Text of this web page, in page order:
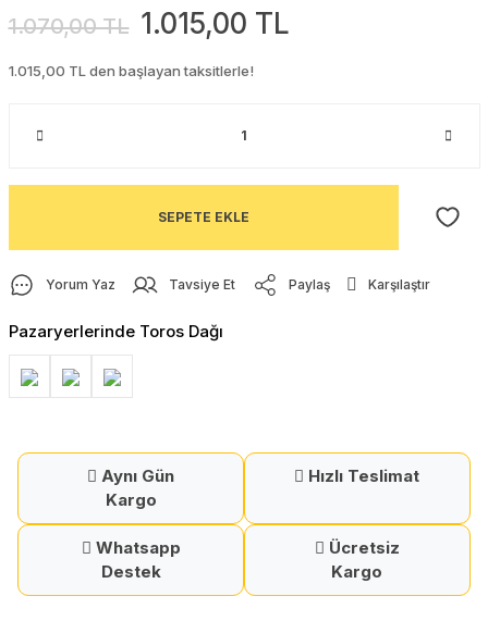
1.070,00 TL 1.015,00 TL
1.015,00 TL den başlayan taksitlerle!
SEPETE EKLE
Yorum Yaz Tavsiye Et Paylaş Karşılaştır
Pazaryerlerinde Toros Dağı
Aynı Gün
Kargo
Hızlı Teslimat
Whatsapp
Destek
Ücretsiz
Kargo